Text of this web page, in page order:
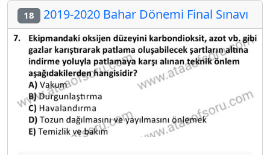
18 2019-2020 Bahar Dönemi Final Sınavı